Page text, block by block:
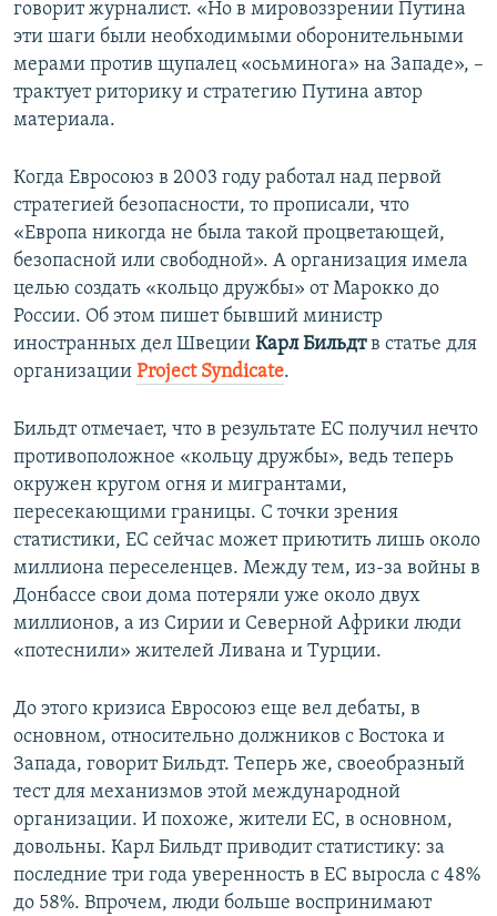
говорит журналист. «Но в мировоззрении Путина
эти шаги были необходимыми оборонительными
мерами против щупалец «осьминога» на Западе», –
трактует риторику и стратегию Путина автор
материала.
Когда Евросоюз в 2003 году работал над первой
стратегией безопасности, то прописали, что
«Европа никогда не была такой процветающей,
безопасной или свободной». А организация имела
целью создать «кольцо дружбы» от Марокко до
России. Об этом пишет бывший министр
иностранных дел Швеции Карл Бильдтв статье для
организации Project Syndicate.
Бильдт отмечает, что в результате ЕС получил нечто
противоположное «кольцу дружбы», ведь теперь
окружен кругом огня и мигрантами,
пересекающими границы. С точки зрения
статистики, ЕС сейчас может приютить лишь около
миллиона переселенцев. Между тем, из-за войны в
Донбассе свои дома потеряли уже около двух
миллионов, а из Сирии и Северной Африки люди
«потеснили» жителей Ливана и Турции.
До этого кризиса Евросоюз еще вел дебаты, в
основном, относительно должников с Востока и
Запада, говорит Бильдт. Теперь же, своеобразный
тест для механизмов этой международной
организации. И похоже, жители ЕС, в основном,
довольны. Карл Бильдт приводит статистику: за
последние три года уверенность в ЕС выросла с 48%
до 58%. Впрочем, люди больше воспринимают